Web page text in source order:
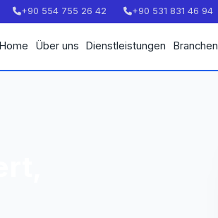
+90 554 755 26 42 +90 531 831 46 94
Home Über uns Dienstleistungen Branchen